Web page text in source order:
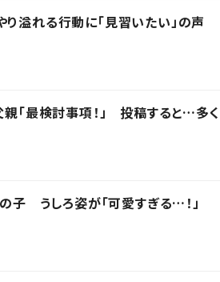
溢れる行動に「見習いたい」の声
「最検討事項！」 投稿すると…多く
子 うしろ姿が「可愛すぎる…！」